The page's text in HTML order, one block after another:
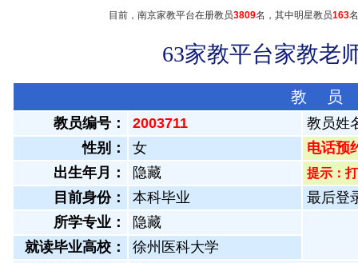
目前，南京家教平台在册教员3809名，其中明星教员163
63家教平台家教老
教 员
教员编号： 2003711
教员姓
性别：
女
电话预
出生年月：
隐藏 提示：
目前身份： 本科毕业
最后登
所学专业：
隐藏
就读毕业高校：
徐州医科大学